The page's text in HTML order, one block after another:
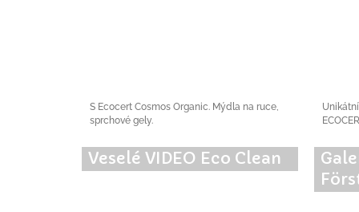
S Ecocert Cosmos Organic. Mýdla na ruce,
sprchové gely.
Veselé VIDEO Eco Clean